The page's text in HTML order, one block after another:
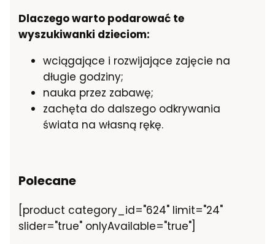
Dlaczego warto podarować te
wyszukiwanki dzieciom:
wciągające i rozwijające zajęcie na
długie godziny;
nauka przez zabawę;
zachęta do dalszego odkrywania
świata na własną rękę.
Polecane
[product category_id="624" limit="24"
slider="true" onlyAvailable="true"]